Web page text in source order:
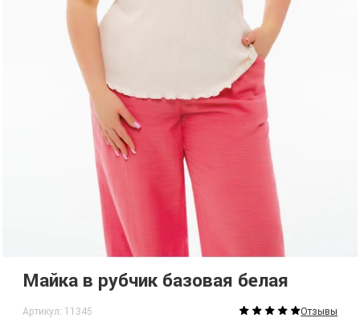
Майка в рубчик базовая белая
Артикул: 11345 Отзывы